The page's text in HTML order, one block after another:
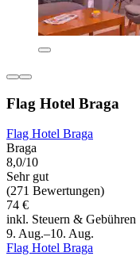
Flag Hotel Braga
Flag Hotel Braga
Braga
8,0/10
Sehr gut
(271 Bewertungen)
74 €
inkl. Steuern & Gebühren
9. Aug.–10. Aug.
Flag Hotel Braga